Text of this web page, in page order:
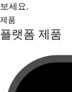
보세요.
제품
플랫폼 제품